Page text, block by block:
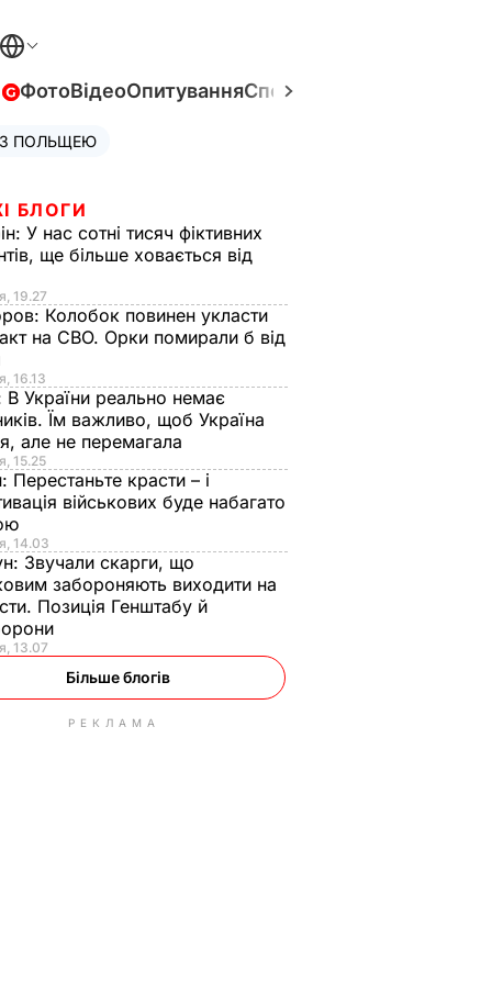
ФотоВідеоОпитуванняСпецпроєкти
ПОЛЬЩЕЮ
БЛОГИ
У нас сотні тисяч фіктивних
ще більше ховається від
19.27
Колобок повинен укласти
на СВО. Орки помирали б від
16.13
В України реально немає
Їм важливо, щоб Україна
але не перемагала
15.25
Перестаньте красти – і
військових буде набагато
14.03
Звучали скарги, що
забороняють виходити на
Позиція Генштабу й
13.07
Більше блогів
РЕКЛАМА